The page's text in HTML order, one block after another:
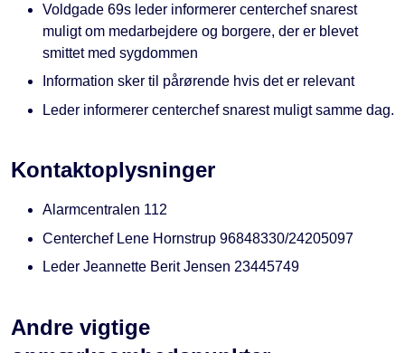
Voldgade 69s leder informerer centerchef snarest
muligt om medarbejdere og borgere, der er blevet
smittet med sygdommen
Information sker til pårørende hvis det er relevant
Leder informerer centerchef snarest muligt samme dag.
Kontaktoplysninger
Alarmcentralen 112
Centerchef Lene Hornstrup 96848330/24205097
Leder Jeannette Berit Jensen 23445749
Andre vigtige